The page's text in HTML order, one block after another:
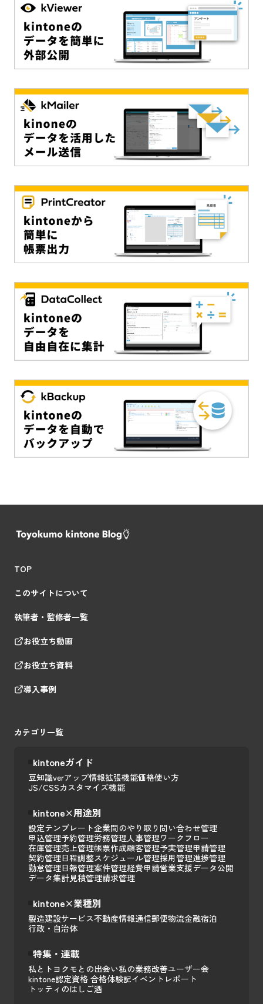
TOP
このサイトについて
執筆者・監修者一覧
お役立ち動画
お役立ち資料
導入事例
カテゴリ一覧
kintoneガイド
豆知識verアップ情報拡張機能価格使い方
JS/CSSカスタマイズ機能
kintone×用途別
設定テンプレート企業間のやり取り 問い合わせ管理
申込管理予約管理労務管理人事管理ワークフロー
在庫管理売上管理帳票作成顧客管理予実管理申請管理
契約管理日程調整スケジュール管理採用管理進捗管理
勤怠管理日報管理案件管理経費申請営業支援データ公開
データ集計見積管理請求管理
kintone×業種別
製造建設サービス不動産情報通信郵便物流金融宿泊
行政・自治体
特集・連載
私とトヨクモとの出会い私の業務改善ユーザー会
kintone認定資格 合格体験記イベントレポート
トッティのはしご酒